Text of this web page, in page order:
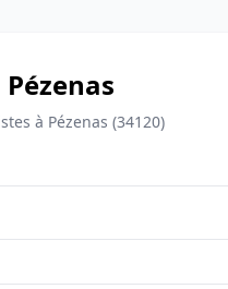
à Pézenas (34120)